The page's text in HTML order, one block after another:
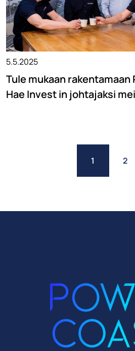
5.5.2025
Tule mukaan rakentamaan
Hae Invest in johtajaksi
1 2